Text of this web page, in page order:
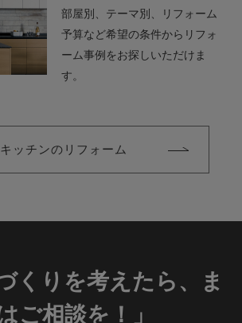
部屋別、テーマ別、リフォーム
予算など希望の条件からリフォ
ーム事例をお探しいただけま
す。
キッチンのリフォーム
くりを考えたら、ま
ご相談を！」